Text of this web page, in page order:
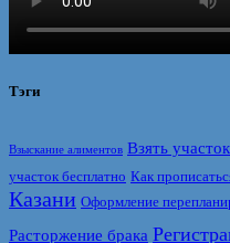
Тэги
Взыскание алиментов Взять
участок бесплатно Как
Казани Оформление
Расторжение брака